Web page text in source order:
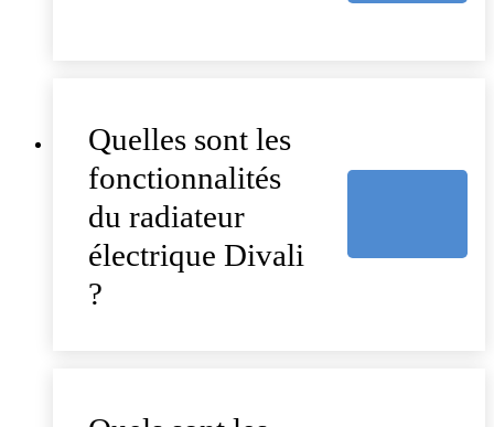
Quelles sont les
fonctionnalités
du radiateur
électrique Divali
?